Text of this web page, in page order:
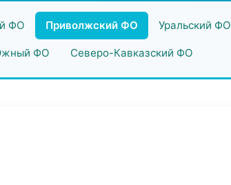
ФО Приволжский ФО Уральский ФО
ФО Северо-Кавказский ФО